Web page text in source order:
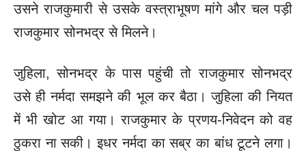
उसने राजकुमारी से उसके वस्त्राभूषण मांगे और चल पड़ी
राजकुमार सोनभद्र से मिलने।
जुहिला, सोनभद्र के पास पहुंची तो राजकुमार सोनभद्र
उसे ही नर्मदा समझने की भूल कर बैठा। जुहिला की ‍नियत
में भी खोट आ गया। राजकुमार के प्रणय-निवेदन को वह
ठुकरा ना सकी। इधर नर्मदा का सब्र का बांध टूटने लगा।